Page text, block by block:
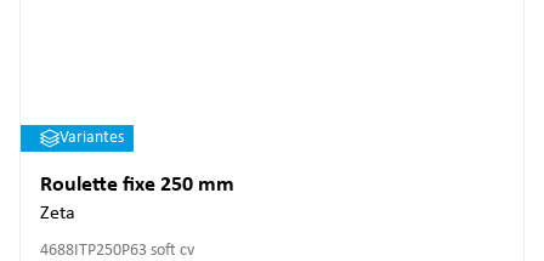
Variantes
Roulette fixe 250 mm
Zeta
4688ITP250P63 soft cv